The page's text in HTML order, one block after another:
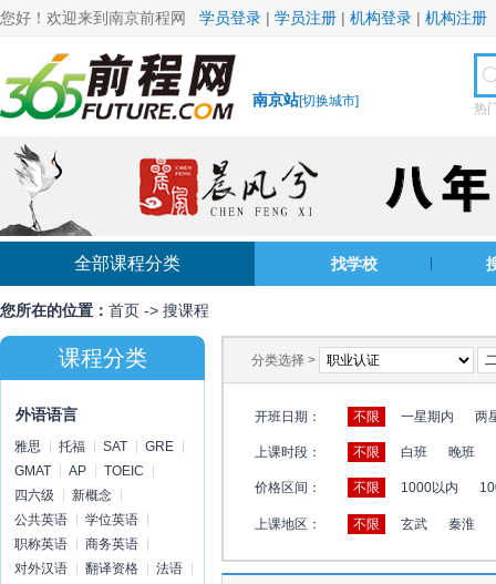
您好！欢迎来到南京前程网 学员登录 | 学员注册 | 机构登录 | 机构注册
南京站[切换城市] 热
全部课程分类 找学校
您所在的位置： 首页 -> 搜课程
课程分类
外语语言
雅思 托福 SAT
GRE
GMAT
AP
TOEIC
四六级
新概念
公共英语
学位英语
职称英语
商务英语
对外汉语
翻译资格
法语
分类选择 >
开班日期： 不限 一星期内 两
上课时段： 不限 白班 晚班
价格区间： 不限 1000以内
上课地区： 不限 玄武 秦淮